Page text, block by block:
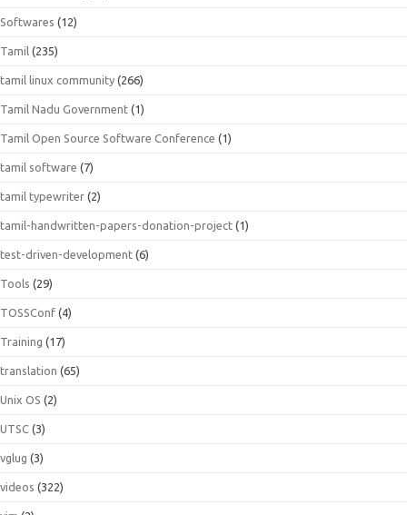
Softwares (12)
Tamil (235)
tamil linux community (266)
Tamil Nadu Government (1)
Tamil Open Source Software Conference (1)
tamil software (7)
tamil typewriter (2)
tamil-handwritten-papers-donation-project (1)
test-driven-development (6)
Tools (29)
TOSSConf (4)
Training (17)
translation (65)
Unix OS (2)
UTSC (3)
vglug (3)
videos (322)